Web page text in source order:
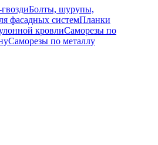
Болты, шурупы,
фасадных системПланки
кровлиСаморезы по
Саморезы по металлу